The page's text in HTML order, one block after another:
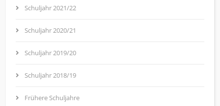
Schuljahr 2021/22
Schuljahr 2020/21
Schuljahr 2019/20
Schuljahr 2018/19
Frühere Schuljahre